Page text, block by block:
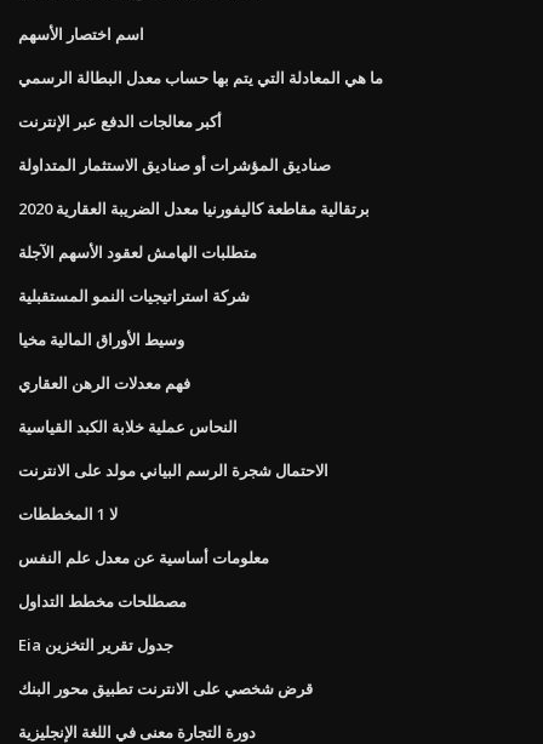
اسم اختصار الأسهم
ما هي المعادلة التي يتم بها حساب معدل البطالة الرسمي
أكبر معالجات الدفع عبر الإنترنت
صناديق المؤشرات أو صناديق الاستثمار المتداولة
برتقالية مقاطعة كاليفورنيا معدل الضريبة العقارية 2020
متطلبات الهامش لعقود الأسهم الآجلة
شركة استراتيجيات النمو المستقبلية
وسيط الأوراق المالية مخيا
فهم معدلات الرهن العقاري
النحاس عملية خلابة الكبد القياسية
الاحتمال شجرة الرسم البياني مولد على الانترنت
لا 1 المخططات
معلومات أساسية عن معدل علم النفس
مصطلحات مخطط التداول
Eia جدول تقرير التخزين
قرض شخصي على الانترنت تطبيق محور البنك
دورة التجارة معنى في اللغة الإنجليزية